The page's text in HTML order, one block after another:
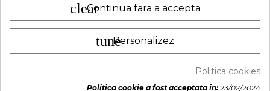
© 2014-2024 -
clearContinua fara a accepta
tunePersonalizez
Politica cookies
Politica cookie a fost acceptata in:23/02/2024